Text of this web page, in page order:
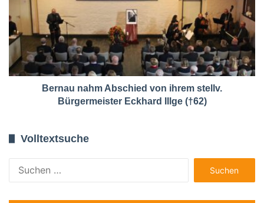
Bernau nahm Abschied von ihrem stellv.
Bürgermeister Eckhard Illge (†62)
Volltextsuche
nach: